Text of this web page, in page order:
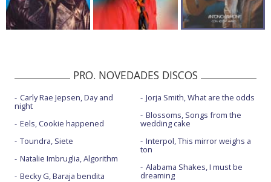
PRO. NOVEDADES DISCOS
Carly Rae Jepsen, Day and
night
Eels, Cookie happened
Toundra, Siete
Natalie Imbruglia, Algorithm
Becky G, Baraja bendita
Jorja Smith, What are the odds
Blossoms, Songs from the
wedding cake
Interpol, This mirror weighs a
ton
Alabama Shakes, I must be
dreaming